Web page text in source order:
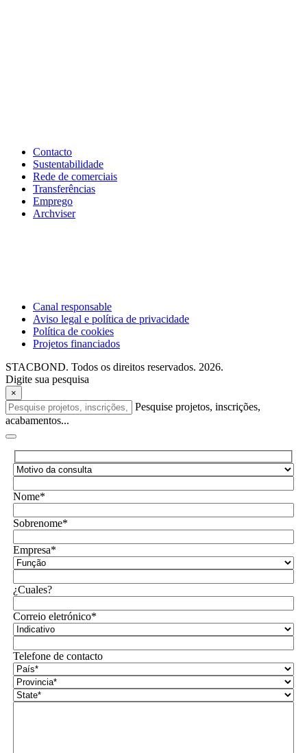
Contacto
Sustentabilidade
Rede de comerciais
Transferências
Emprego
Archviser
Canal responsable
Aviso legal e política de privacidade
Política de cookies
Projetos financiados
STACBOND. Todos os direitos reservados. 2026.
Digite sua pesquisa
×
Pesquise projetos, inscrições,
acabamentos...
Nome*
Sobrenome*
Empresa*
¿Cuales?
Correio eletrónico*
Telefone de contacto